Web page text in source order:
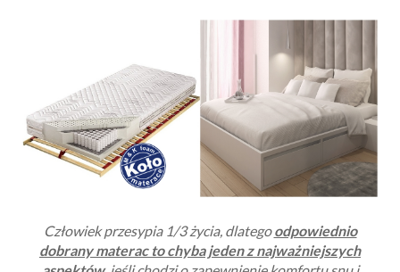
Człowiek przesypia 1/3 życia, dlategoodpowiednio
dobrany materac to chyba jeden z najważniejszych